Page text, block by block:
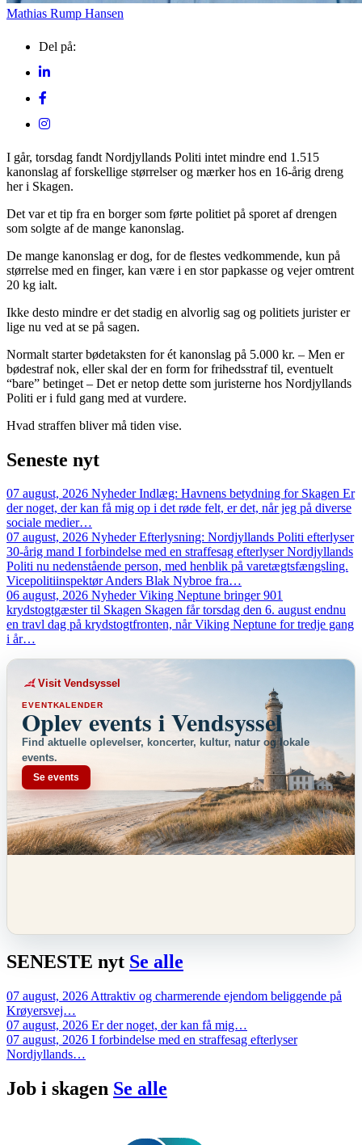
Mathias Rump Hansen
Del på:
I går, torsdag fandt Nordjyllands Politi intet mindre end 1.515
kanonslag af forskellige størrelser og mærker hos en 16-årig dreng
her i Skagen.
Det var et tip fra en borger som førte politiet på sporet af drengen
som solgte af de mange kanonslag.
De mange kanonslag er dog, for de flestes vedkommende, kun på
størrelse med en finger, kan være i en stor papkasse og vejer omtrent
20 kg ialt.
Ikke desto mindre er det stadig en alvorlig sag og politiets jurister er
lige nu ved at se på sagen.
Normalt starter bødetaksten for ét kanonslag på 5.000 kr. – Men er
bødestraf nok, eller skal der en form for frihedsstraf til, eventuelt
“bare” betinget – Det er netop dette som juristerne hos Nordjyllands
Politi er i fuld gang med at vurdere.
Hvad straffen bliver må tiden vise.
Seneste nyt
07 august, 2026 Nyheder Indlæg: Havnens betydning for Skagen Er
der noget, der kan få mig op i det røde felt, er det, når jeg på diverse
sociale medier…
07 august, 2026 Nyheder Efterlysning: Nordjyllands Politi efterlyser
30-årig mand I forbindelse med en straffesag efterlyser Nordjyllands
Politi nu nedenstående person, med henblik på varetægtsfængsling.
Vicepolitiinspektør Anders Blak Nybroe fra…
06 august, 2026 Nyheder Viking Neptune bringer 901
krydstogtgæster til Skagen Skagen får torsdag den 6. august endnu
en travl dag på krydstogtfronten, når Viking Neptune for tredje gang
i år…
Visit Vendsyssel
EVENTKALENDER
Oplev events i Vendsyssel
Find aktuelle oplevelser, koncerter, kultur, natur og lokale
events.
Se events
SENESTE nyt Se alle
07 august, 2026 Attraktiv og charmerende ejendom beliggende på
Krøyersvej…
07 august, 2026 Er der noget, der kan få mig…
07 august, 2026 I forbindelse med en straffesag efterlyser
Nordjyllands…
Job i skagen Se alle